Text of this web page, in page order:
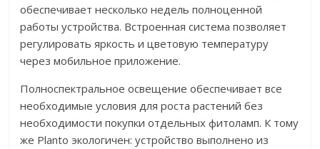
обеспечивает несколько недель полноценной
работы устройства. Встроенная система позволяет
регулировать яркость и цветовую температуру
через мобильное приложение.
Полноспектральное освещение обеспечивает все
необходимые условия для роста растений без
необходимости покупки отдельных фитоламп. К тому
же Planto экологичен: устройство выполнено из